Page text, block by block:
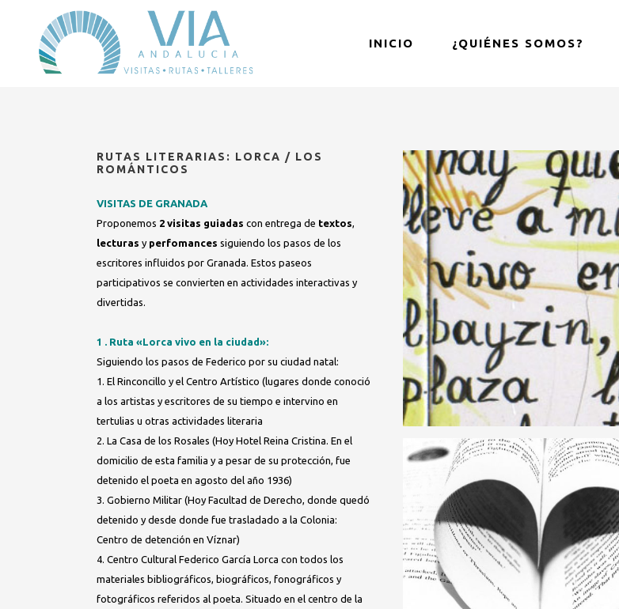
INICIO ¿QUIÉNES SOMOS?
RUTAS LITERARIAS: LORCA / LOS
ROMÁNTICOS
VISITAS DE GRANADA
Proponemos 2 visitas guiadas con entrega de textos,
lecturas y perfomances siguiendo los pasos de los
escritores influidos por Granada. Estos paseos
participativos se convierten en actividades interactivas y
divertidas.
1 . Ruta «Lorca vivo en la ciudad»:
Siguiendo los pasos de Federico por su ciudad natal:
1. El Rinconcillo y el Centro Artístico (lugares donde conoció
a los artistas y escritores de su tiempo e intervino en
tertulias u otras actividades literaria
2. La Casa de los Rosales (Hoy Hotel Reina Cristina. En el
domicilio de esta familia y a pesar de su protección, fue
detenido el poeta en agosto del año 1936)
3. Gobierno Militar (Hoy Facultad de Derecho, donde quedó
detenido y desde donde fue trasladado a la Colonia:
Centro de detención en Víznar)
4. Centro Cultural Federico García Lorca con todos los
materiales bibliográficos, biográficos, fonográficos y
fotográficos referidos al poeta. Situado en el centro de la